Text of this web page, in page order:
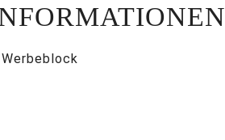
Werbeblock